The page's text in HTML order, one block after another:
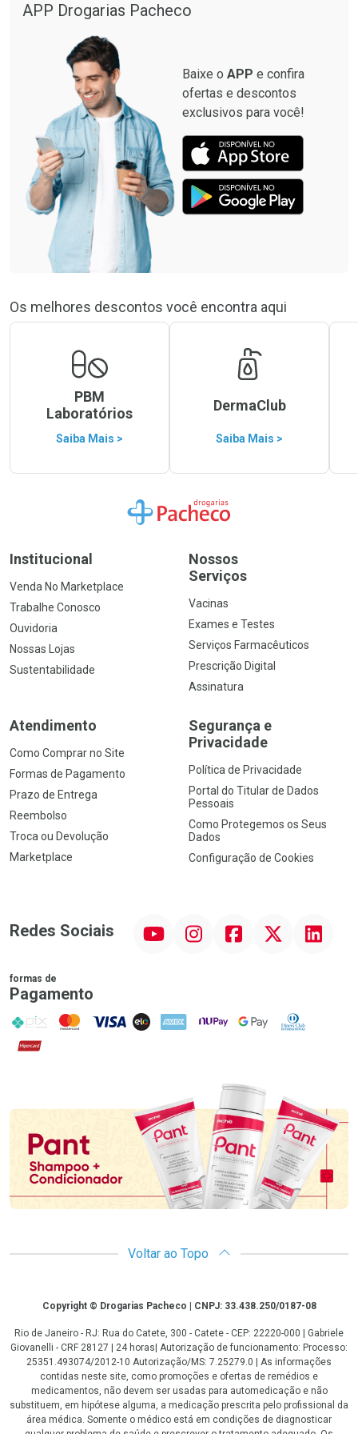
APP Drogarias Pacheco
Baixe o APP e confira
ofertas e descontos
exclusivos para você!
Os melhores descontos você encontra aqui
PBM
Laboratórios
Saiba Mais >
DermaClub
Saiba Mais >
Ir para a Home
Institucional
Venda No Marketplace
Trabalhe Conosco
Ouvidoria
Nossas Lojas
Sustentabilidade
Nossos
Serviços
Vacinas
Exames e Testes
Serviços Farmacêuticos
Prescrição Digital
Assinatura
Atendimento
Como Comprar no Site
Formas de Pagamento
Prazo de Entrega
Reembolso
Troca ou Devolução
Marketplace
Segurança e
Privacidade
Política de Privacidade
Portal do Titular de Dados
Pessoais
Como Protegemos os Seus
Dados
Configuração de Cookies
Redes Sociais InstagramFacebook Linkedin
formas de
Pagamento
PIX MasterCard
VISA ELO AMEX NuPay Google PayDiners Club
Hipercard
Promoção em Destaque
Voltar ao Topo
CopyrightCopyright © Drogarias Pacheco | CNPJ: 33.438.250/0187-08
Rio de Janeiro - RJ: Rua do Catete, 300 - Catete - CEP: 22220-000 | Gabriele
Giovanelli - CRF 28127 | 24 horas| Autorização de funcionamento: Processo:
25351.493074/2012-10 Autorização/MS: 7.25279.0 | As informações
contidas neste site, como promoções e ofertas de remédios e
medicamentos, não devem ser usadas para automedicação e não
substituem, em hipótese alguma, a medicação prescrita pelo profissional da
área médica. Somente o médico está em condições de diagnosticar